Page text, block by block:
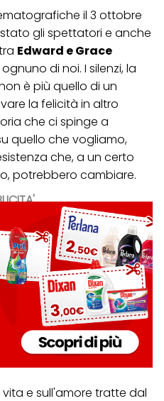
il 3 ottobre
gli spettatori e anche
Edward e Grace
di noi. I silenzi, la
è più quello di un
la felicità in altro
che ci spinge a
quello che vogliamo,
che, a un certo
potrebbero cambiare.
vita e sull'amore tratte dal